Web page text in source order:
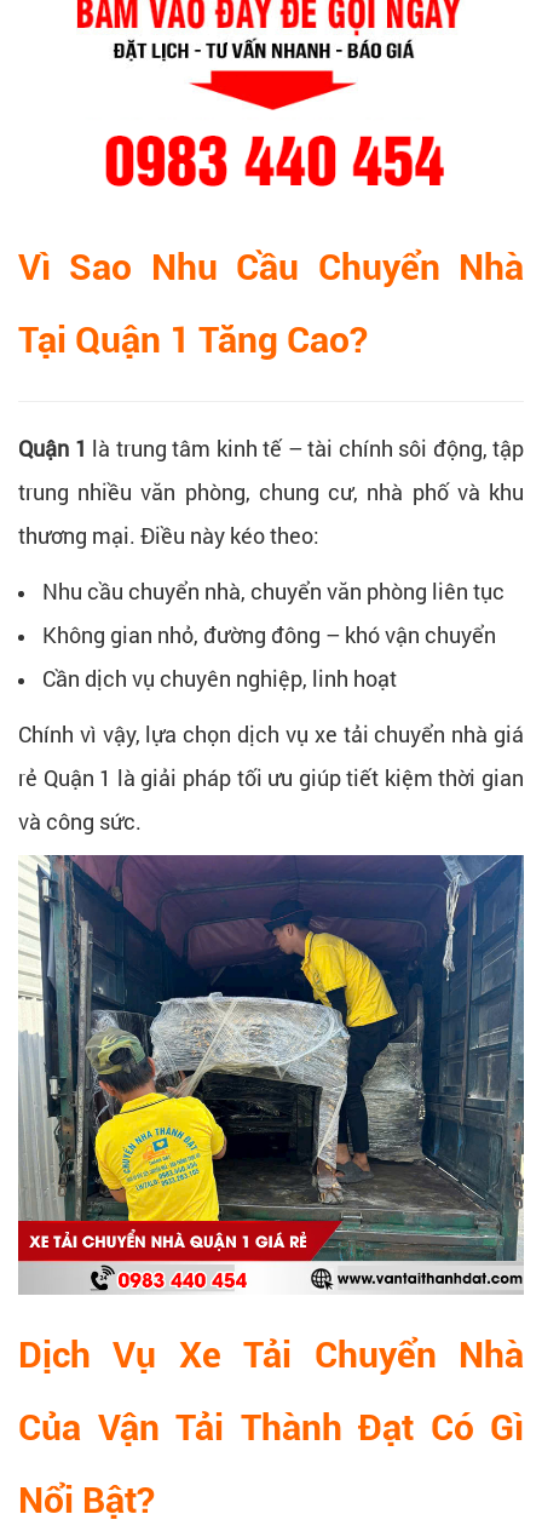
Vì Sao Nhu Cầu Chuyển Nhà
Tại Quận 1 Tăng Cao?
Quận 1 là trung tâm kinh tế – tài chính sôi động, tập
trung nhiều văn phòng, chung cư, nhà phố và khu
thương mại. Điều này kéo theo:
Nhu cầu chuyển nhà, chuyển văn phòng liên tục
Không gian nhỏ, đường đông – khó vận chuyển
Cần dịch vụ chuyên nghiệp, linh hoạt
Chính vì vậy, lựa chọn dịch vụ xe tải chuyển nhà giá
rẻ Quận 1 là giải pháp tối ưu giúp tiết kiệm thời gian
và công sức.
Dịch Vụ Xe Tải Chuyển Nhà
Của Vận Tải Thành Đạt Có Gì
Nổi Bật?